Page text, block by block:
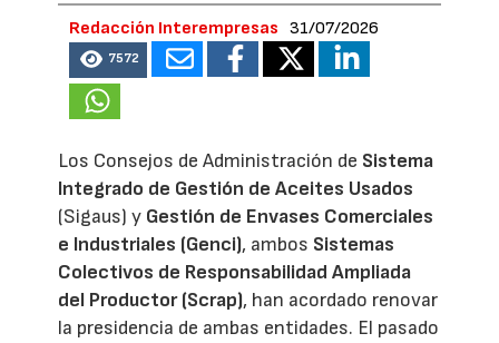
Redacción Interempresas 31/07/2026
7572
Los Consejos de Administración de Sistema
Integrado de Gestión de Aceites Usados
(Sigaus) y Gestión de Envases Comerciales
e Industriales (Genci), ambos Sistemas
Colectivos de Responsabilidad Ampliada
del Productor (Scrap), han acordado renovar
la presidencia de ambas entidades. El pasado